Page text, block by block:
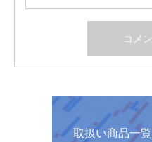
取扱い商品一覧